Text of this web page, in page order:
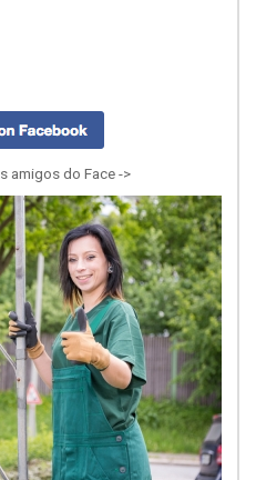
amigos do Face ->